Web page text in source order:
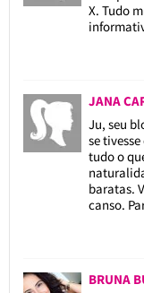
X. Tudo
JANA
Ju, seu
se
tudo o
baratas.
canso.
BRUNA